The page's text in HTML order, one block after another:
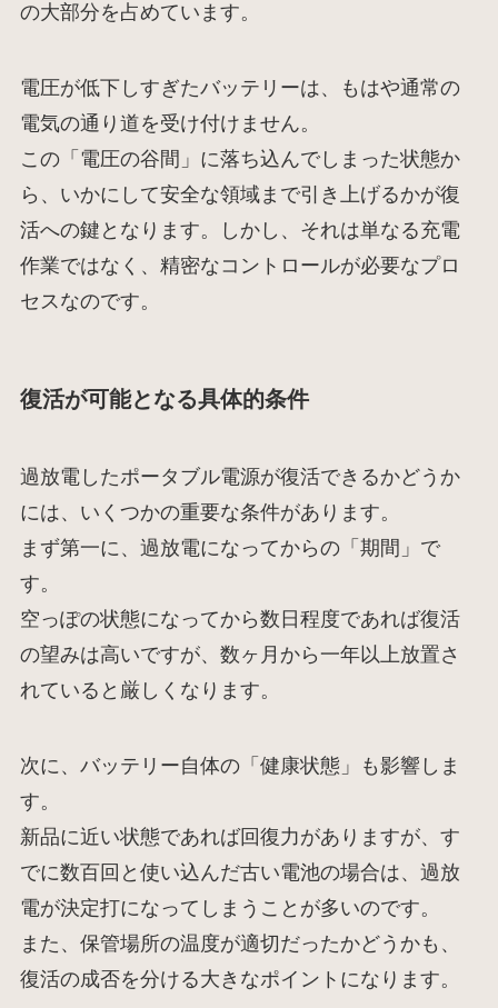
の大部分を占めています。
電圧が低下しすぎたバッテリーは、もはや通常の
電気の通り道を受け付けません。
この「電圧の谷間」に落ち込んでしまった状態か
ら、いかにして安全な領域まで引き上げるかが復
活への鍵となります。しかし、それは単なる充電
作業ではなく、精密なコントロールが必要なプロ
セスなのです。
復活が可能となる具体的条件
過放電したポータブル電源が復活できるかどうか
には、いくつかの重要な条件があります。
まず第一に、過放電になってからの「期間」で
す。
空っぽの状態になってから数日程度であれば復活
の望みは高いですが、数ヶ月から一年以上放置さ
れていると厳しくなります。
次に、バッテリー自体の「健康状態」も影響しま
す。
新品に近い状態であれば回復力がありますが、す
でに数百回と使い込んだ古い電池の場合は、過放
電が決定打になってしまうことが多いのです。
また、保管場所の温度が適切だったかどうかも、
復活の成否を分ける大きなポイントになります。